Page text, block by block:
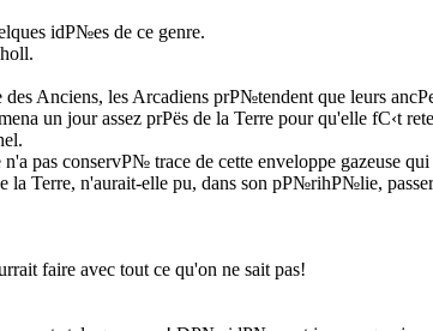
idР№es de ce genre.
Anciens, les Arcadiens prР№tendent que leurs
un jour assez prРёs de la Terre pour qu'elle fС‹t
pas conservР№ trace de cette enveloppe gazeuse qui
Terre, n'aurait-elle pu, dans son pР№rihР№lie,
faire avec tout ce qu'on ne sait pas!